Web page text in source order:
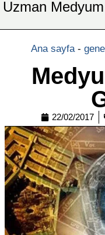
Uzman Medyum
Ana sayfa-
22/02/2017